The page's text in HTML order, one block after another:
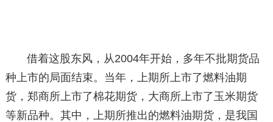
借着这股东风，从2004年开始，多年不批期货品
种上市的局面结束。当年，上期所上市了燃料油期
货，郑商所上市了棉花期货，大商所上市了玉米期货
等新品种。其中，上期所推出的燃料油期货，是我国